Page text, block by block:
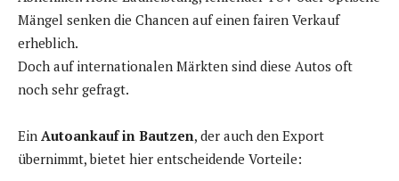
Mängel senken die Chancen auf einen fairen Verkauf
erheblich.
Doch auf internationalen Märkten sind diese Autos oft
noch sehr gefragt.
Ein Autoankauf in Bautzen, der auch den Export
übernimmt, bietet hier entscheidende Vorteile: